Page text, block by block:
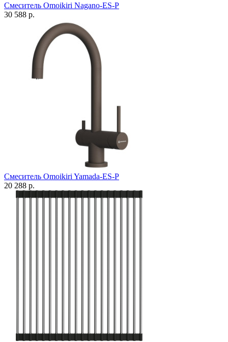
Смеситель Omoikiri Nagano-ES-P
30 588 р.
Смеситель Omoikiri Yamada-ES-P
20 288 р.